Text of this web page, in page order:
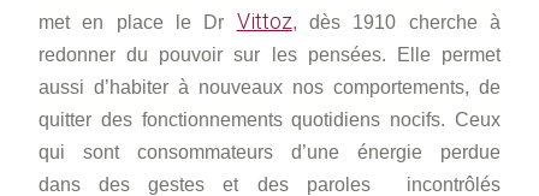
met en place le Dr Vittoz, dès 1910 cherche à
redonner du pouvoir sur les pensées. Elle permet
aussi d’habiter à nouveaux nos comportements, de
quitter des fonctionnements quotidiens nocifs. Ceux
qui sont consommateurs d’une énergie perdue
dans des gestes et des paroles incontrôlés